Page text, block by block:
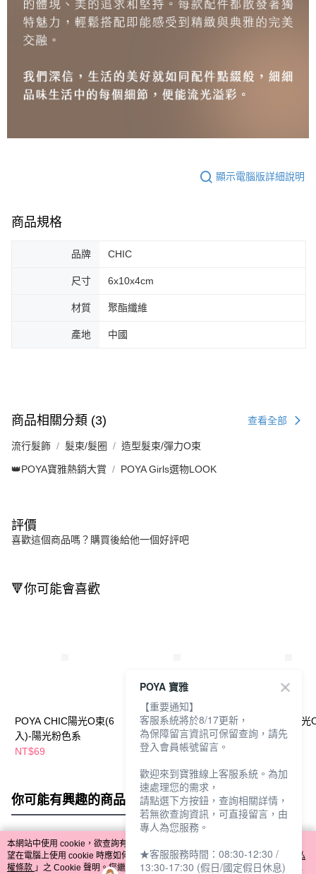
顯示電腦版詳細說明
商品規格
品牌 CHIC
尺寸 6x10x4cm
材質 聚酯纖維
產地 中國
商品相關分類 (3) 查看全部
流行髮飾 髮束/髮圈 造型髮束/彈力O束
👑POYA寶雅熱銷大賞 POYA Girls選物LOOK
評價
喜歡這個商品嗎？購買後給他一個好評吧
🔻你可能會喜歡
POYA CHIC陽光O束(6
入)-陽光粉色系
NT$69
POYA CHIC陽光O束(6
入)-低調灰色系
NT$69
POYA CHIC陽光
入-漸層色系
你可能有興趣的商品 全站排行
熱門標籤
本網站中使用 cookie，欲查詢有關本網站使用 cookie 方式之詳情，及若您不希
望在電腦上使用 cookie 時應如何變更電腦的 cookie 設定，請參閱本網站「
隱私
權條款 」之 Cookie 聲明。您繼續使用本網站即表示您同意本公司得按本網站使
POYA 寶雅
【重要通知】
客服系統將於8/17更新，
為保障留言資訊可保留查詢，請先
登入會員帳號留言。
歡迎來到寶雅線上客服系統。為加
速處理您的需求，
請點選下方按鈕，查詢相關詳情，
若無欲查詢資訊，可直接留言，由
專人為您服務。
★客服服務時間：08:30-12:30 /
13:30-17:30 (假日/國定假日休息)